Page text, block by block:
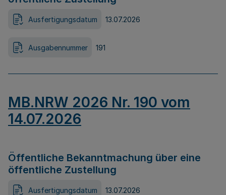
Ausfertigungsdatum 13.07.2026
Ausgabennummer 191
MB.NRW 2026 Nr. 190 vom
14.07.2026
Öffentliche Bekanntmachung über eine
öffentliche Zustellung
Ausfertigungsdatum 13.07.2026